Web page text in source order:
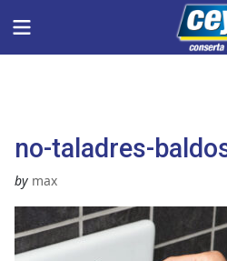
Menu
no-taladres-
by max